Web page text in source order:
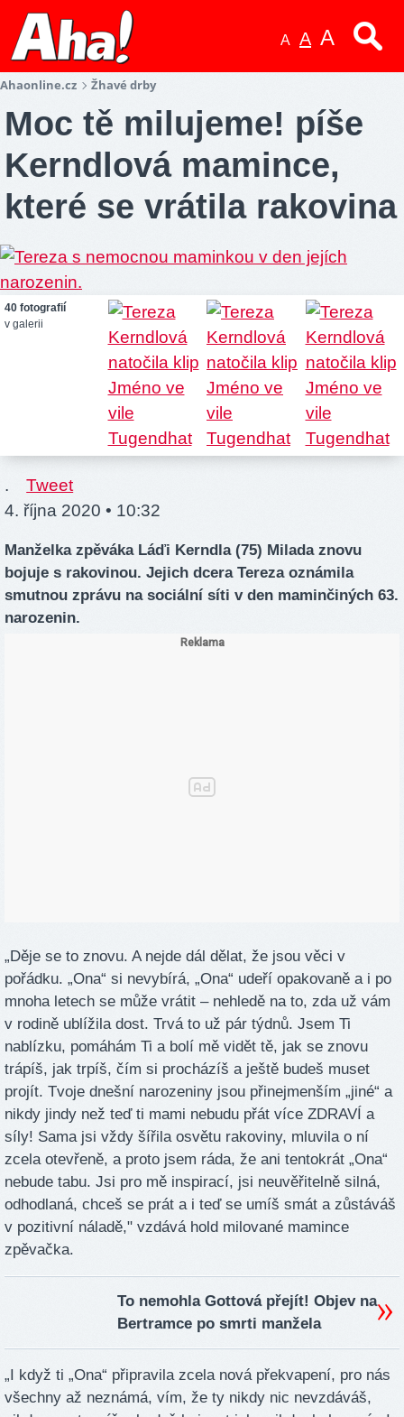
A A A
Ahaonline.cz Žhavé drby
Moc tě milujeme! píše
Kerndlová mamince,
které se vrátila rakovina
40 fotografií
v galerii
.
Tweet
4. října 2020 • 10:32
Manželka zpěváka Láďi Kerndla (75) Milada znovu
bojuje s rakovinou. Jejich dcera Tereza oznámila
smutnou zprávu na sociální síti v den maminčiných 63.
narozenin.
„Děje se to znovu. A nejde dál dělat, že jsou věci v
pořádku. „Ona“ si nevybírá, „Ona“ udeří opakovaně a i po
mnoha letech se může vrátit – nehledě na to, zda už vám
v rodině ublížila dost. Trvá to už pár týdnů. Jsem Ti
nablízku, pomáhám Ti a bolí mě vidět tě, jak se znovu
trápíš, jak trpíš, čím si procházíš a ještě budeš muset
projít. Tvoje dnešní narozeniny jsou přinejmenším „jiné“ a
nikdy jindy než teď ti mami nebudu přát více ZDRAVÍ a
síly! Sama jsi vždy šířila osvětu rakoviny, mluvila o ní
zcela otevřeně, a proto jsem ráda, že ani tentokrát „Ona“
nebude tabu. Jsi pro mě inspirací, jsi neuvěřitelně silná,
odhodlaná, chceš se prát a i teď se umíš smát a zůstáváš
v pozitivní náladě," vzdává hold milované mamince
zpěvačka.
To nemohla Gottová přejít! Objev na
Bertramce po smrti manžela
„I když ti „Ona“ připravila zcela nová překvapení, pro nás
všechny až neznámá, vím, že ty nikdy nic nevzdáváš,